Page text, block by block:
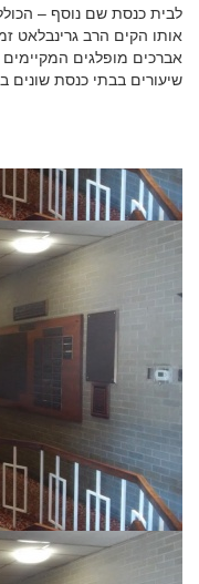
לבית כנסת שם נוסף –
אותו הקים הרב גרינבלאט
אברכים מופלגים
שיעורים בבתי כנסת שונים